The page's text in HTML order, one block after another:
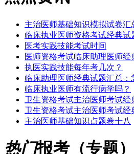
主治医师基础知识模拟试卷汇
临床执业医师资格考试经典
医考实践技能考试时间
医师资格考试临床助理医师
执医实践技能每年考几次？
临床助理医师经典试题汇总
临床执业医师有流行病学吗？
卫生资格考试主治医师考试
卫生资格考试主治医师考试
主治医师基础知识点题卷十八
热门报考（专题）